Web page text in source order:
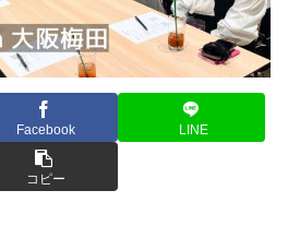
Facebook LINE
コピー